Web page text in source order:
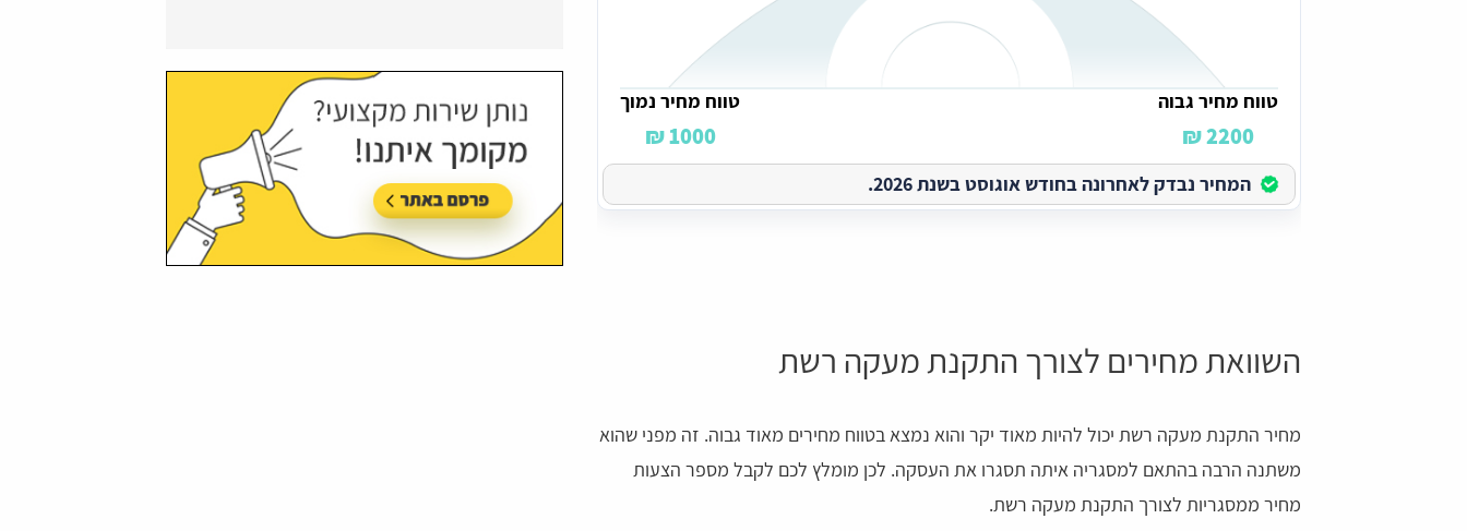
טווח מחיר גבוה
2200 ₪
טווח מחיר נמוך
1000 ₪
המחיר נבדק לאחרונה בחודש אוגוסט בשנת 2026.
השוואת מחירים לצורך התקנת מעקה רשת
מחיר התקנת מעקה רשת יכול להיות מאוד יקר והוא נמצא בטווח מחירים מאוד גבוה. זה מפני שהוא
משתנה הרבה בהתאם למסגריה איתה תסגרו את העסקה. לכן מומלץ לכם לקבל מספר הצעות
מחיר ממסגריות לצורך התקנת מעקה רשת.